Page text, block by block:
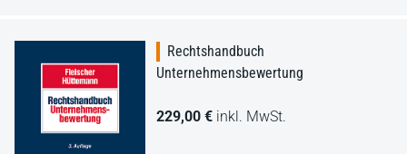
Rechtshandbuch
Unternehmensbewertung
229,00 € inkl. MwSt.